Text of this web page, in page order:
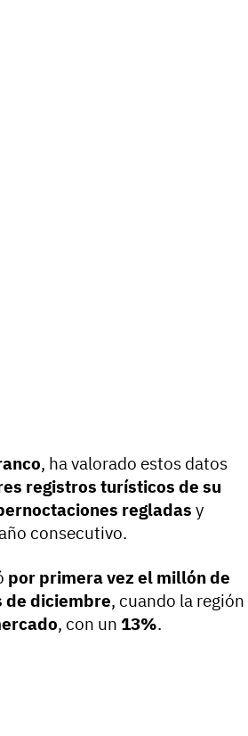
, ha valorado estos datos
registros turísticos de su
regladas y
consecutivo.
por primera vez el millón de
de diciembre, cuando la región
, con un 13%.